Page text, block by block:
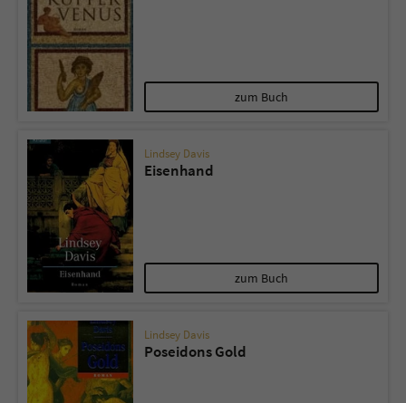
zum Buch
Lindsey Davis
Eisenhand
zum Buch
Lindsey Davis
Poseidons Gold